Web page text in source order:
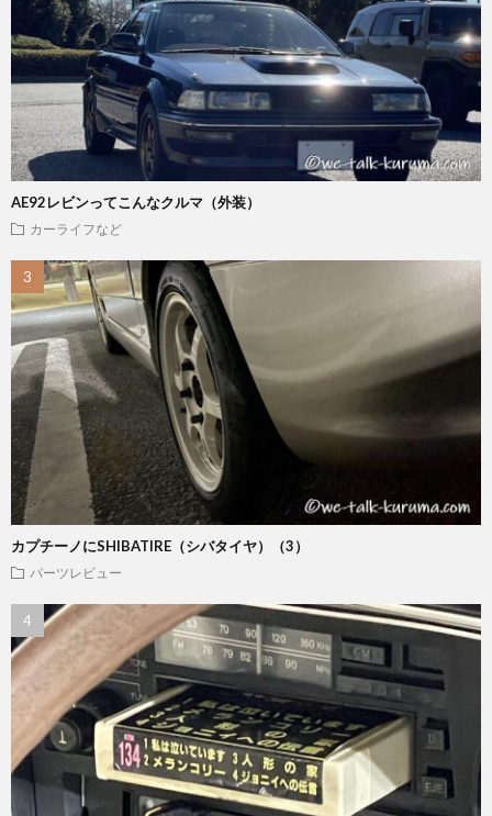
AE92レビンってこんなクルマ（外装）
カーライフなど
カプチーノにSHIBATIRE（シバタイヤ）（3）
パーツレビュー